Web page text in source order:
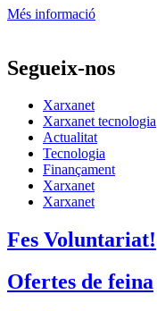
Més informació
Segueix-nos
Xarxanet
Xarxanet tecnologia
Actualitat
Tecnologia
Finançament
Xarxanet
Xarxanet
Fes Voluntariat!
Ofertes de feina